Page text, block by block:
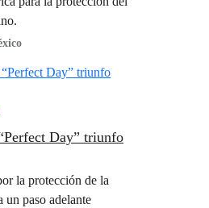
Day” triunfo
la protección de la
un paso adelante